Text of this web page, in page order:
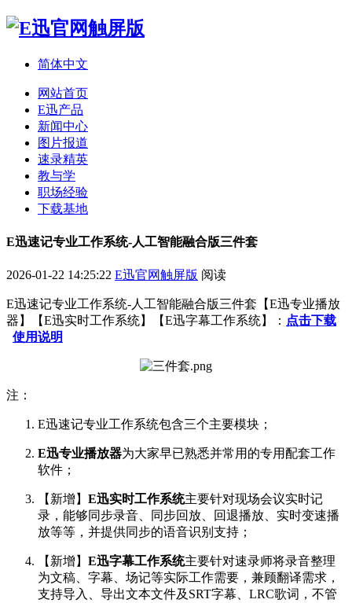
简体中文
网站首页
E迅产品
新闻中心
图片报道
速录精英
教与学
职场经验
下载基地
E迅速记专业工作系统-人工智能融合版三件套
2026-01-22 14:25:22 E迅官网触屏版 阅读
E迅速记专业工作系统-人工智能融合版三件套 【E迅专业播放
器 】【E迅实时工作系统】【E迅字幕工作系统】： 点击下载
使用说明
注：
E迅速记专业工作系统包含三个主要模块；
E迅专业播放器为大家早已熟悉并常用的专用配套工作
软件；
【新增】 E迅实时工作系统主要针对现场会议实时记
录，能够同步录音、同步回放、回退播放、实时变速播
放等等，并提供同步的语音识别支持；
【新增】 E迅字幕工作系统主要针对速录师将录音整理
为文稿、字幕、场记等实际工作需要，兼顾翻译需求，
支持导入、导出文本文件及SRT字幕、LRC歌词，不管